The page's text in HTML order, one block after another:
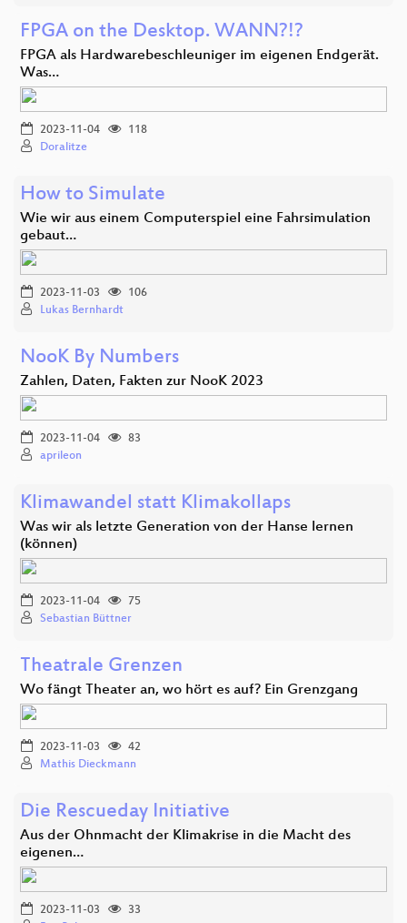
FPGA on the Desktop. WANN?!?
FPGA als Hardwarebeschleuniger im eigenen Endgerät.
Was…
2023-11-04
118
Doralitze
How to Simulate
Wie wir aus einem Computerspiel eine Fahrsimulation
gebaut…
2023-11-03
106
Lukas Bernhardt
NooK By Numbers
Zahlen, Daten, Fakten zur NooK 2023
2023-11-04
83
aprileon
Klimawandel statt Klimakollaps
Was wir als letzte Generation von der Hanse lernen
(können)
2023-11-04
75
Sebastian Büttner
Theatrale Grenzen
Wo fängt Theater an, wo hört es auf? Ein Grenzgang
2023-11-03
42
Mathis Dieckmann
Die Rescueday Initiative
Aus der Ohnmacht der Klimakrise in die Macht des
eigenen…
2023-11-03
33